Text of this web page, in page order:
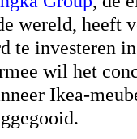
wereld, heeft
te investeren in
wil het
Ikea-